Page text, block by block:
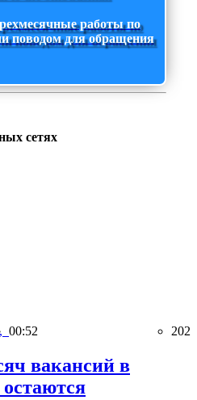
работы по
поводом для обращения
сетях
00:52 202
вакансий в